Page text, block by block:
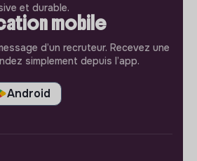
et durable.
mobile
d’un recruteur. Recevez une
simplement depuis l’app.
Android